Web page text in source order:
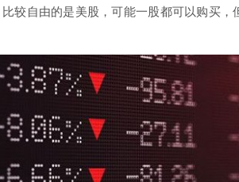
较自由的是美股，可能一股都可以购买